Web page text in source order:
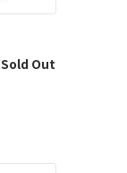
Sold Out